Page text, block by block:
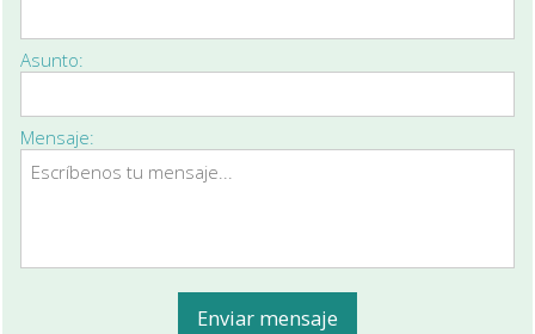
Asunto:
Mensaje: